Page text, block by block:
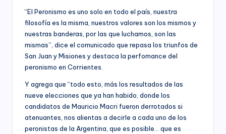
“El Peronismo es uno solo en todo el país, nuestra
filosofía es la misma, nuestros valores son los mismos y
nuestras banderas, por las que luchamos, son las
mismas”, dice el comunicado que repasa los triunfos de
San Juan y Misiones y destaca la perfomance del
peronismo en Corrientes.
Y agrega que “todo esto, más los resultados de las
nueve elecciones que ya han habido, donde los
candidatos de Mauricio Macri fueron derrotados si
atenuantes, nos alientas a decirle a cada uno de los
peronistas de la Argentina, que es posible… que es